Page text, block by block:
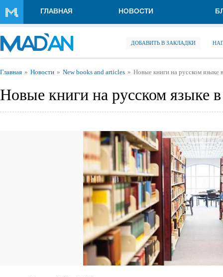
ГЛАВНАЯ НОВОСТИ
ДОБАВИТЬ В ЗАКЛАДКИ
Вы здесь
Главная Новости New books and articles Новые книги на русском языке
Новые книги на русском языке